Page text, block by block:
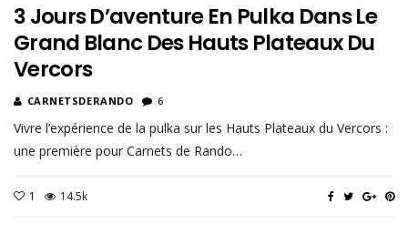
3 Jours D’aventure En Pulka Dans Le
Grand Blanc Des Hauts Plateaux Du
Vercors
CARNETSDERANDO 6
Vivre l’expérience de la pulka sur les Hauts Plateaux du Vercors :
une première pour Carnets de Rando…
1 14.5k